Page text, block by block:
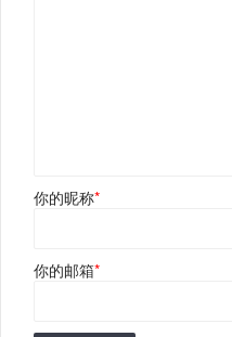
你的昵称*
你的邮箱*